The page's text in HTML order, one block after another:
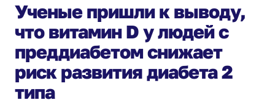
Ученые пришли к выводу,
что витамин D у людей с
преддиабетом снижает
риск развития диабета 2
типа